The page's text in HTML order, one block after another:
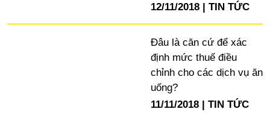
12/11/2018
TIN TỨC
Đâu là căn cứ để xác
định mức thuế điều
chỉnh cho các dịch vụ ăn
uống?
11/11/2018
TIN TỨC